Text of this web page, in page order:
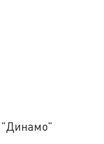
"Динамо"